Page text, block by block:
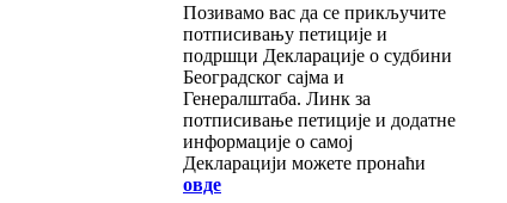
Позивамо вас да се прикључите
потписивању петиције и
подршци Декларације о судбини
Београдског сајма и
Генералштаба. Линк за
потписивање петиције и додатне
информације о самој
Декларацији можете пронаћи
овде